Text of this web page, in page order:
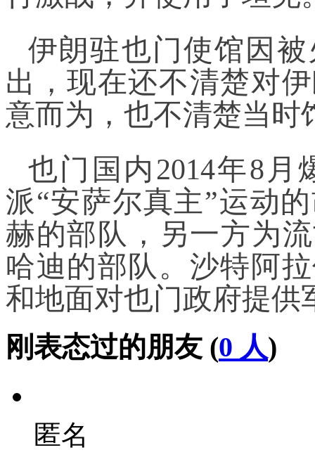
伊朗驻也门使馆因
出，现在还不清楚对
意而为，也不清楚当时
也门国内2014年8
派“安萨尔真主”运动
赫的部队，另一方为
哈迪的部队。沙特阿
和地面对也门政府提供
刚表态过的朋友 (0 人)
匿名